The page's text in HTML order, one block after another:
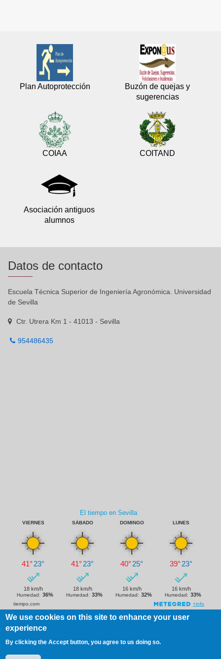
Plan Autoprotección
Buzón de quejas y
sugerencias
COIAA COITAND
Asociación antiguos
alumnos
Datos de contacto
Escuela Técnica Superior de Ingeniería Agronómica. Universidad
de Sevilla
Ctr. Utrera Km 1 - 41013 - Sevilla
954486435
Footer
menu
Aviso Legal
We use cookies on this site to enhance your user
experience
By clicking the Accept button, you agree to us doing so.